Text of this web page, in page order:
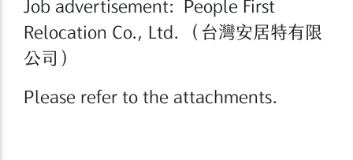
Job advertisement: People First
Relocation Co., Ltd. （台灣安居特有限
公司）
Please refer to the attachments.